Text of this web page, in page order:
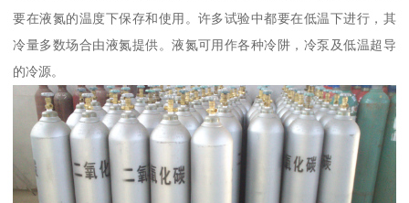
要在液氮的温度下保存和使用。许多试验中都要在低温下进行，其
冷量多数场合由液氮提供。液氮可用作各种冷阱，冷泵及低温超导
的冷源。